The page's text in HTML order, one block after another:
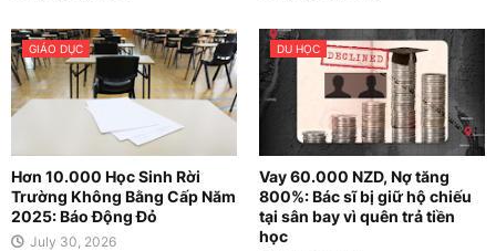
GIÁO DỤC
Hơn 10.000 Học Sinh Rời
Trường Không Bằng Cấp Năm
2025: Báo Động Đỏ
July 30, 2026
DU HỌC
Vay 60.000 NZD, Nợ tăng
800%: Bác sĩ bị giữ hộ chiếu
tại sân bay vì quên trả tiền
học